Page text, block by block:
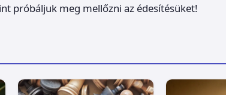
próbáljuk meg mellőzni az édesítésüket!